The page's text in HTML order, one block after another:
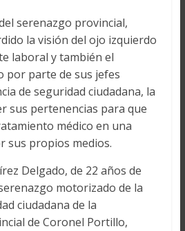
serenazgo provincial,
la visión del ojo izquierdo
laboral y también el
por parte de sus jefes
de seguridad ciudadana, la
sus pertenencias para que
médico en una
sus propios medios.
Delgado, de 22 años de
motorizado de la
ciudadana de la
de Coronel Portillo,